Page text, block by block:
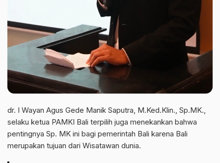
dr. I Wayan Agus Gede Manik Saputra, M.Ked.Klin., Sp.MK.,
selaku ketua PAMKI Bali terpilih juga menekankan bahwa
pentingnya Sp. MK ini bagi pemerintah Bali karena Bali
merupakan tujuan dari Wisatawan dunia.